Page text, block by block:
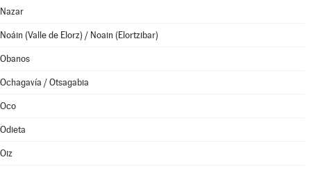
Nazar
Noáin (Valle de Elorz) / Noain (Elortzibar)
Obanos
Ochagavía / Otsagabia
Oco
Odieta
Oiz